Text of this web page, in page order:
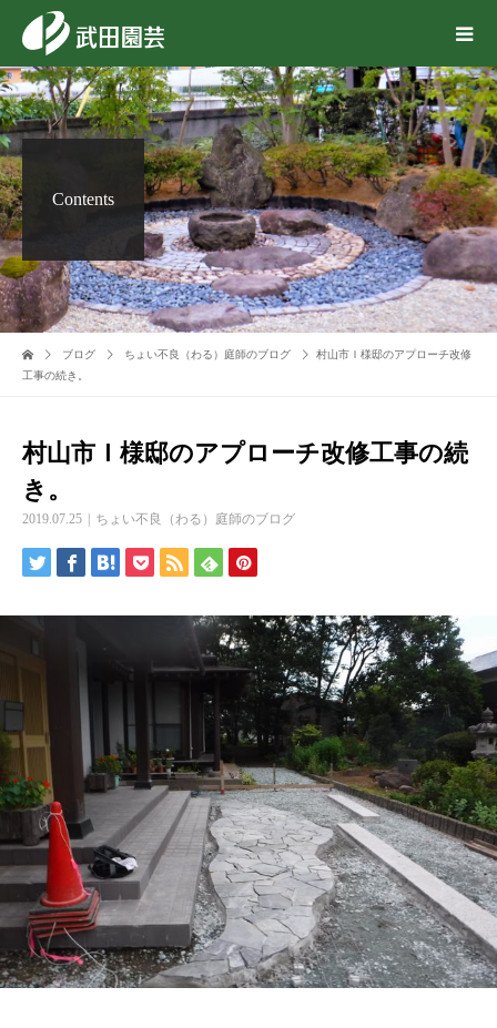
Contents
ブログ ちょい不良（わる）庭師のブログ
村山市Ｉ様邸のアプローチ改修
工事の続き。
村山市Ｉ様邸のアプローチ改修工事の続
き。
2019.07.25 ちょい不良（わる）庭師のブログ